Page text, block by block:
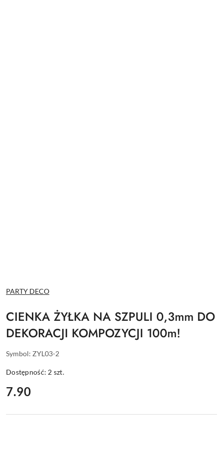
NAZWA
PRODUCENTA:
PARTY DECO
CIENKA ŻYŁKA NA SZPULI 0,3mm DO
DEKORACJI KOMPOZYCJI 100m!
Symbol: ZYL03-2
Dostępność: 2 szt.
cena:
7.90